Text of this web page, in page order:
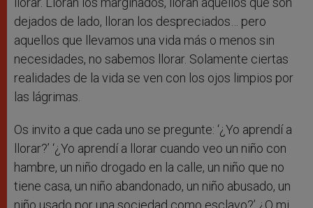
dejados de lado, lloran los despreciados… pero
aquellos que llevamos una vida más o menos sin
necesidades, no sabemos llorar. Solamente ciertas
realidades de la vida se ven con los ojos limpios por
las lágrimas.
Os invito a que cada uno se pregunte: ‘¿Yo aprendí a
llorar?’ ‘¿Yo aprendí a llorar cuando veo un niño con
hambre, un niño drogado en la calle, un niño que no
tiene casa, un niño abandonado, un niño abusado, un
niño usado por una sociedad como esclavo?’ ¿O mi